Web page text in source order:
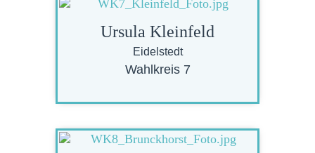
Ursula Kleinfeld
Eidelstedt
Wahlkreis 7